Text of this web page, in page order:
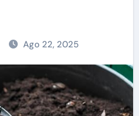
Ago 22, 2025